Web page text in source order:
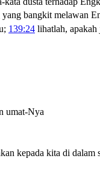
yang bangkit melawan
139:24 lihatlah, apakah
umat-Nya
kepada kita di dalam